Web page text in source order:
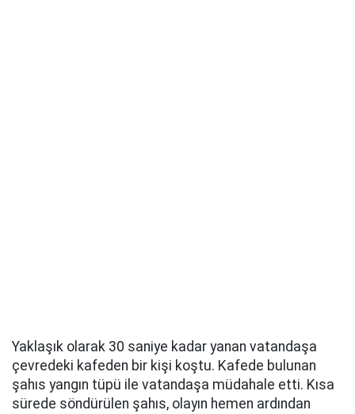
Yaklaşık olarak 30 saniye kadar yanan vatandaşa
çevredeki kafeden bir kişi koştu. Kafede bulunan
şahıs yangın tüpü ile vatandaşa müdahale etti. Kısa
sürede söndürülen şahıs, olayın hemen ardından